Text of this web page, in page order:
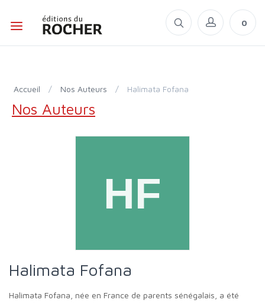
0
Accueil / Nos Auteurs / Halimata Fofana
Nos Auteurs
Halimata Fofana
Halimata Fofana, née en France de parents sénégalais, a été